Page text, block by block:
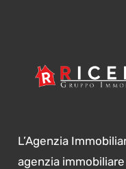
L’Agenzia
agenzia